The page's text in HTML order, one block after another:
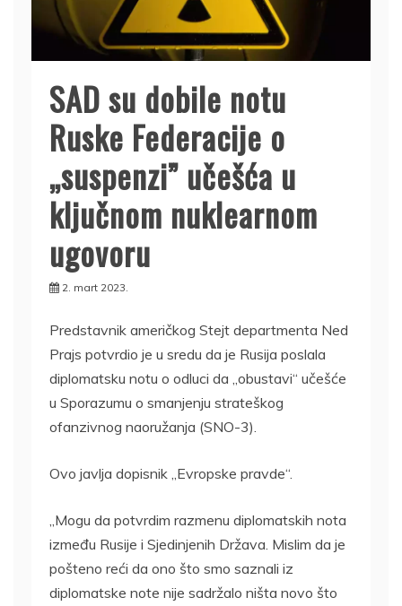
SAD su dobile notu
Ruske Federacije o
„suspenzi” učešća u
ključnom nuklearnom
ugovoru
2. mart 2023.
Predstavnik američkog Stejt departmenta Ned
Prajs potvrdio je u sredu da je Rusija poslala
diplomatsku notu o odluci da „obustavi“ učešće
u Sporazumu o smanjenju strateškog
ofanzivnog naoružanja (SNO-3).
Ovo javlja dopisnik „Evropske pravde“.
„Mogu da potvrdim razmenu diplomatskih nota
između Rusije i Sjedinjenih Država. Mislim da je
pošteno reći da ono što smo saznali iz
diplomatske note nije sadržalo ništa novo što